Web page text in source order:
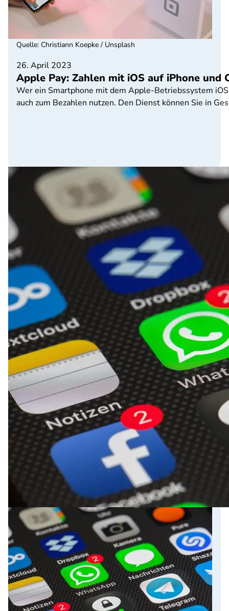
26. April 2023
Apple Pay: Zahlen mit iOS auf iPhone und
Wer ein Smartphone mit dem Apple-Betriebssystem
auch zum Bezahlen nutzen. Den Dienst können Sie in
Quelle: Christiann Koepke / Unsplash